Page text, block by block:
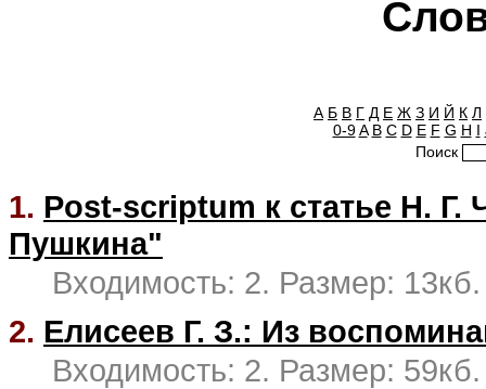
А Б В Г Д Е Ж З И Й К Л
0-9 A B C D E F G H I
Поиск
1. Post-scriptum к статье Н.
Пушкина"
Входимость: 2. Размер: 13кб.
2. Елисеев Г. З.: Из
Входимость: 2. Размер: 59кб.